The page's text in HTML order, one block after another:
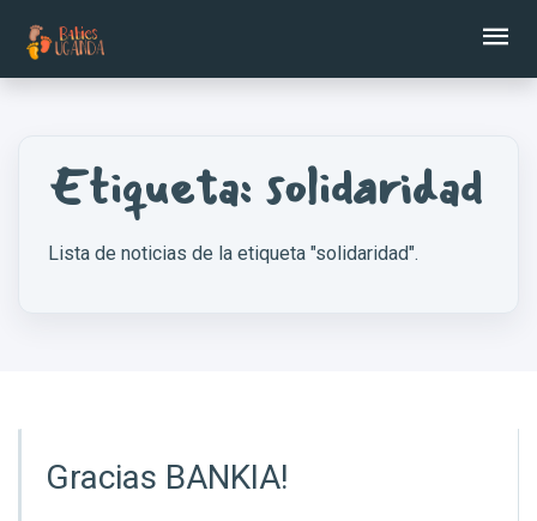
Etiqueta: solidaridad
Lista de noticias de la etiqueta "solidaridad".
Gracias BANKIA!